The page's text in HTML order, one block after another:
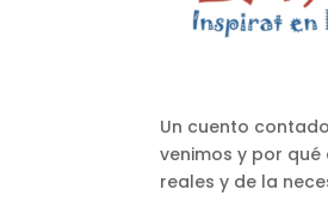
Un cuento
venimos y por
reales y de la